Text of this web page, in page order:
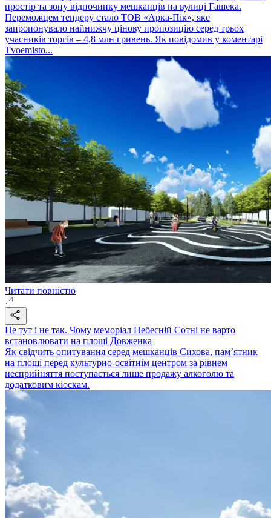
простір та зону відпочинку мешканців на вулиці Гашека.
Переможцем тендеру стало ТОВ «Арка-Пік», яке
запропонувало найнижчу цінову пропозицію серед трьох
учасників торгів – 4,8 млн гривень. Як повідомив у коментарі
Tvoemisto...
Читати повністю
Не тут і не так. Чому меморіал Небесній Сотні не варто
встановлювати на площі Довженка
Як свідчить опитування серед мешканців Сихова, пам’ятник
на площі перед культурно-освітнім центром за рівнем
несприйняття поступається лише продажу алкоголю та
додатковим кіоскам.